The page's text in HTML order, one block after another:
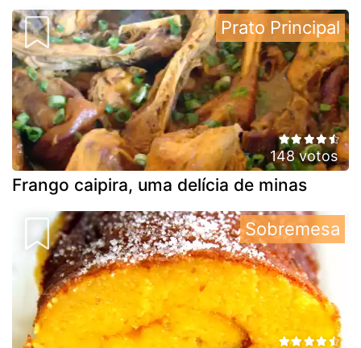
148 votos
Frango caipira, uma delícia de minas
Prato Principal
Sobremesa